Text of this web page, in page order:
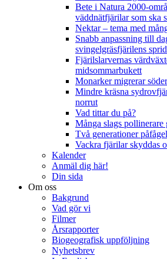
Bete i Natura 2000-
väddnätfjärilar som ska
Nektar – tema med
Snabb anpassning till
svingelgräsfjärilens
Fjärilslarvernas
midsommarbukett
Monarker migrerar
Mindre kräsna
norrut
Vad tittar du på?
Många slags pollinerare
Två generationer
Vackra fjärilar skyddas
Kalender
Anmäl dig här!
Din sida
Om oss
Bakgrund
Vad gör vi
Filmer
Årsrapporter
Biogeografisk uppföljning
Nyhetsbrev